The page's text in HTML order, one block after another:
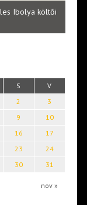
Ibolya költői
S V
nov »
2
3
9
10
16
17
23
24
30 31